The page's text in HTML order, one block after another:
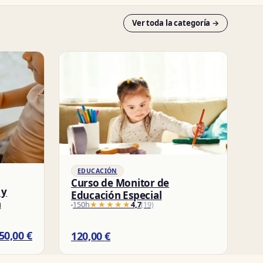
Ver toda la categoría →
€
EDUCACIÓN
Curso de Monitor de
Educación Especial
150h★★★★★
★★★★★4,7(19)
120,00€